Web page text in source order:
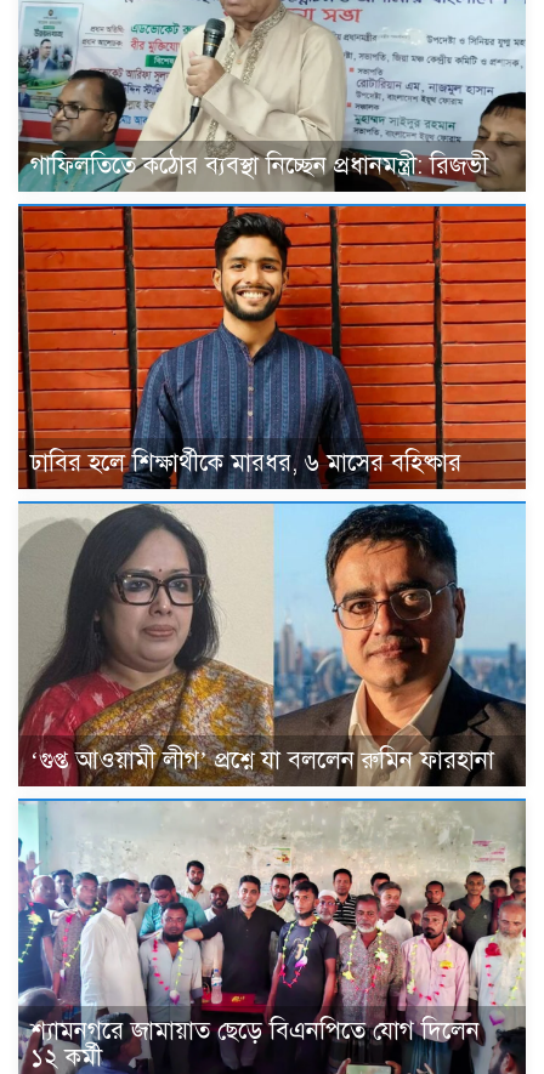
গাফিলতিতে কঠোর ব্যবস্থা নিচ্ছেন প্রধানমন্ত্রী: রিজভী
ঢাবির হলে শিক্ষার্থীকে মারধর, ৬ মাসের বহিষ্কার
‘গুপ্ত আওয়ামী লীগ’ প্রশ্নে যা বললেন রুমিন ফারহানা
শ্যামনগরে জামায়াত ছেড়ে বিএনপিতে যোগ দিলেন
১২ কর্মী